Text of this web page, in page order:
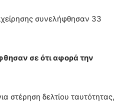
συνελήφθησαν 33
σε ότι αφορά την
στέρηση δελτίου ταυτότητας,